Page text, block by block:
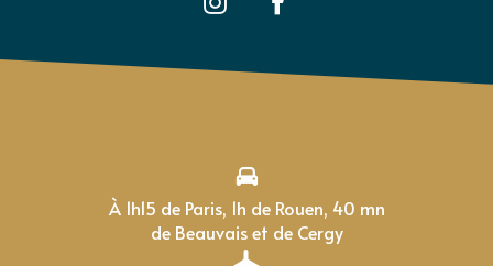
À 1h15 de Paris, 1h de Rouen, 40 mn
de Beauvais et de Cergy